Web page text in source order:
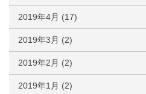
2019年4月 (17)
2019年3月 (2)
2019年2月 (2)
2019年1月 (2)